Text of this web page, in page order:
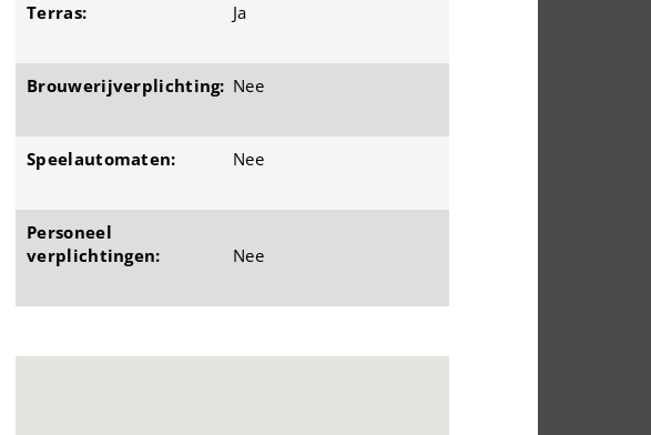
Terras: Ja
Brouwerijverplichting: Nee
Speelautomaten: Nee
Personeel
verplichtingen:
Nee